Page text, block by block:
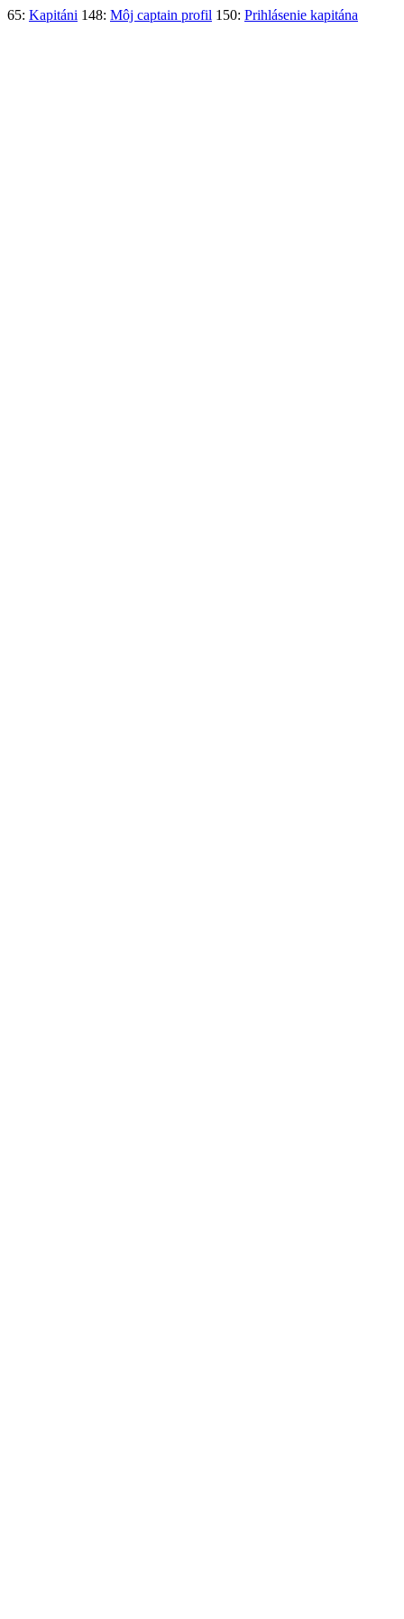
65: Kapitáni 148: Môj captain profil 150: Prihlásenie kapitána